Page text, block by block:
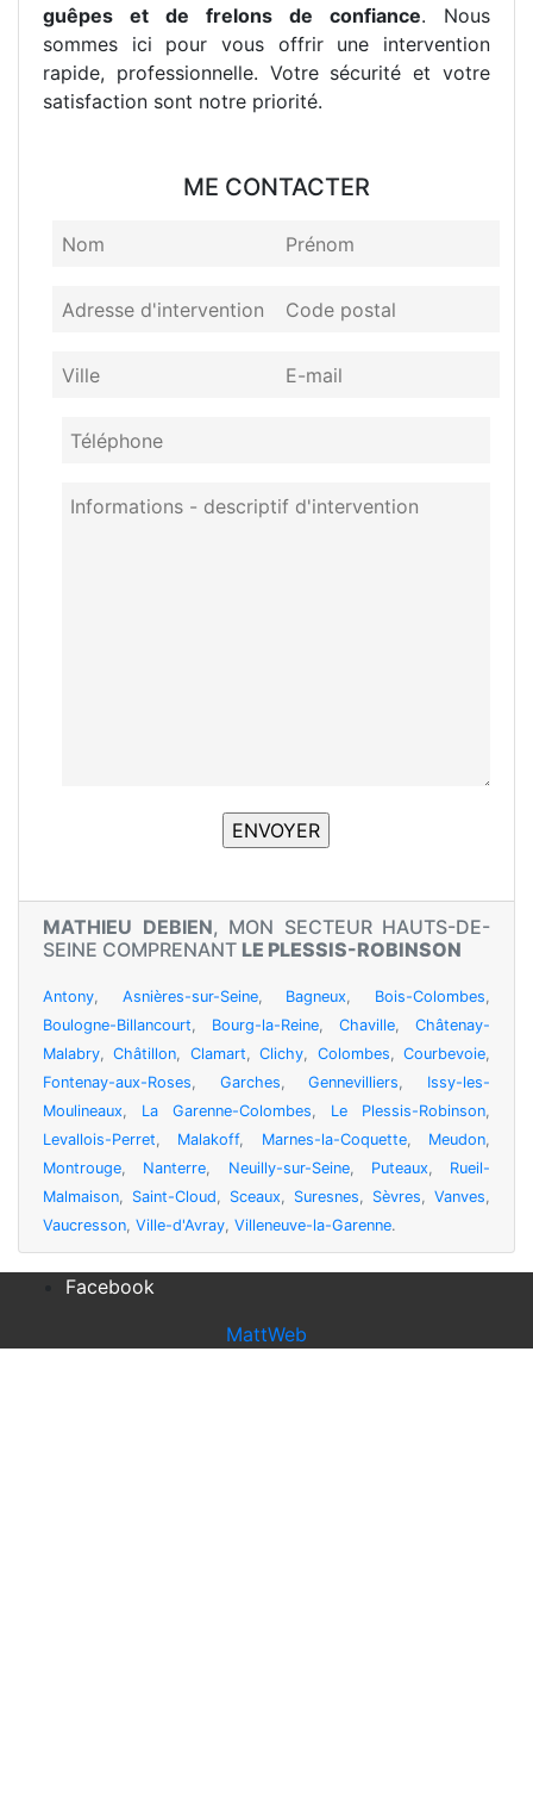
guêpes et de frelons de confiance. Nous
sommes ici pour vous offrir une intervention
rapide, professionnelle. Votre sécurité et votre
satisfaction sont notre priorité.
ME CONTACTER
MATHIEU DEBIEN, MON SECTEUR HAUTS-DE-
SEINE COMPRENANT LE PLESSIS-ROBINSON
Antony, Asnières-sur-Seine, Bagneux, Bois-Colombes,
Boulogne-Billancourt, Bourg-la-Reine, Chaville, Châtenay-
Malabry,Châtillon, Clamart,Clichy, Colombes,Courbevoie,
Fontenay-aux-Roses, Garches,Gennevilliers, Issy-les-
Moulineaux, La Garenne-Colombes, Le Plessis-Robinson,
Levallois-Perret, Malakoff, Marnes-la-Coquette, Meudon,
Montrouge, Nanterre, Neuilly-sur-Seine, Puteaux, Rueil-
Malmaison, Saint-Cloud, Sceaux, Suresnes, Sèvres, Vanves,
Vaucresson, Ville-d'Avray, Villeneuve-la-Garenne.
Facebook
MattWeb